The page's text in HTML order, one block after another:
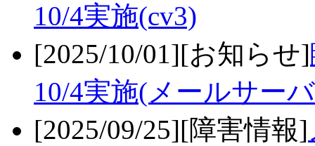
10/4実施(cv3)
[2025/10/01][お知らせ]
10/4実施(メールサー
[2025/09/25][障害情報]